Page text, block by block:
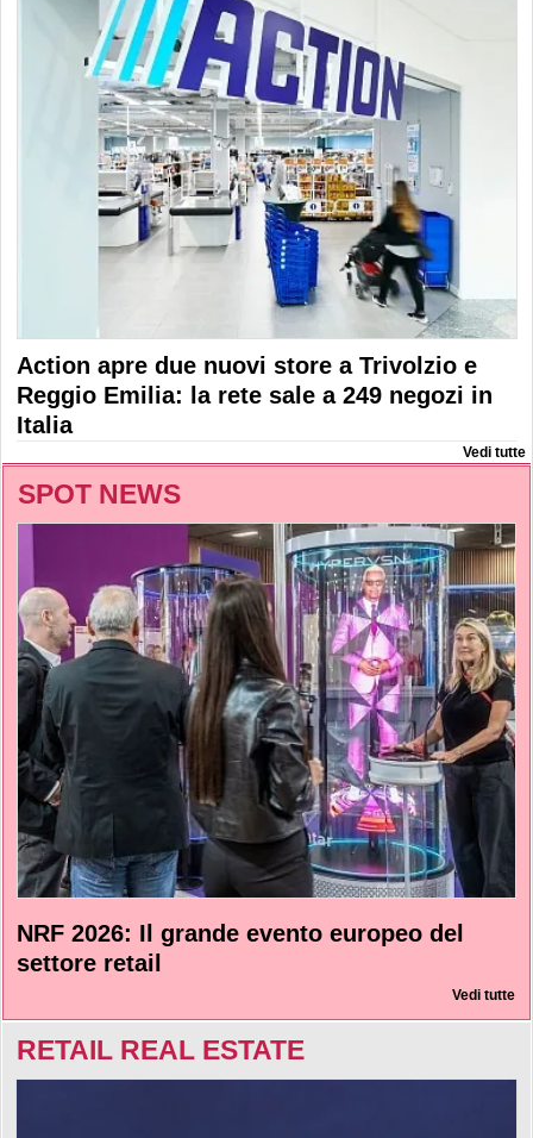
Action apre due nuovi store a Trivolzio e
Reggio Emilia: la rete sale a 249 negozi in
Italia
Vedi tutte
SPOT NEWS
NRF 2026: Il grande evento europeo del
settore retail
Vedi tutte
RETAIL REAL ESTATE